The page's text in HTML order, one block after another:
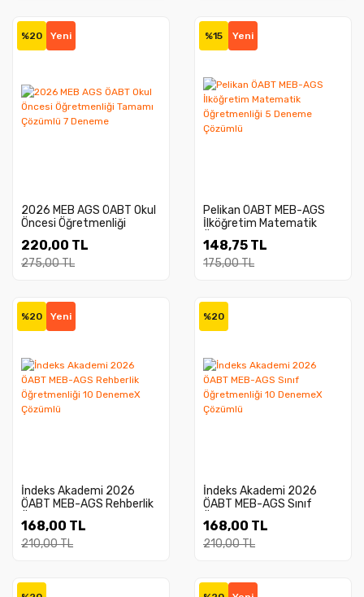
%20 Yeni
2026 MEB AGS ÖABT Okul
Öncesi Öğretmenliği
Deneme
220,00 TL
275,00 TL
%15 Yeni
Pelikan ÖABT MEB-AGS
İlköğretim Matematik
Çözümlü
148,75 TL
175,00 TL
%20 Yeni
İndeks Akademi 2026
ÖABT MEB-AGS Rehberlik
Çözümlü
168,00 TL
210,00 TL
%20
İndeks Akademi 2026
ÖABT MEB-AGS Sınıf
Çözümlü
168,00 TL
210,00 TL